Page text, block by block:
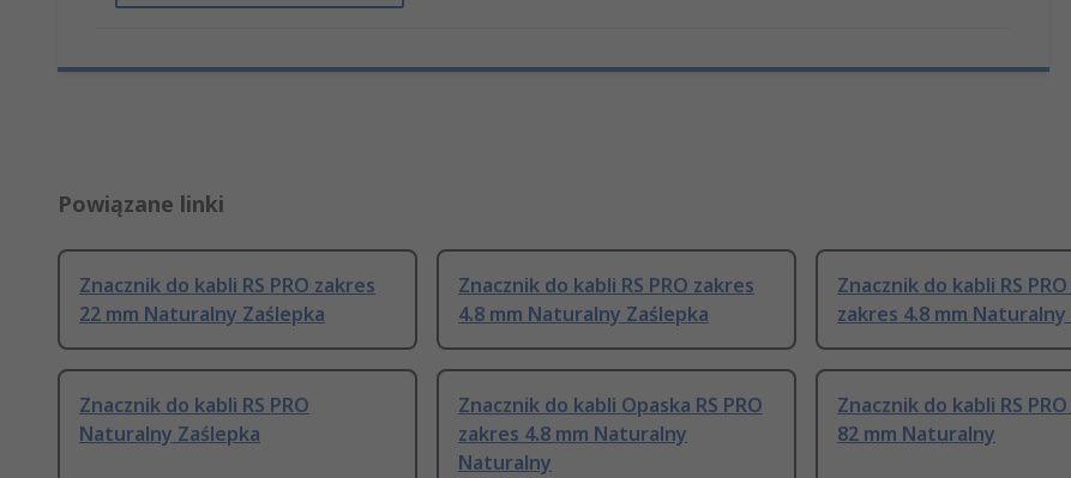
Powiązane linki
Znacznik do kabli RS PRO zakres
22 mm Naturalny Zaślepka
Znacznik do kabli RS PRO zakres
4.8 mm Naturalny Zaślepka
Znacznik do kabli RS PRO
zakres 4.8 mm Naturalny
Znacznik do kabli RS PRO
Naturalny Zaślepka
Znacznik do kabli Opaska RS PRO
zakres 4.8 mm Naturalny
Naturalny
Znacznik do kabli RS
82 mm Naturalny